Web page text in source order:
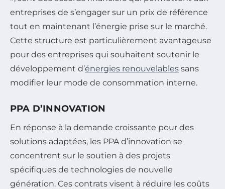
entreprises de s’engager sur un prix de référence
tout en maintenant l’énergie prise sur le marché.
Cette structure est particulièrement avantageuse
pour des entreprises qui souhaitent soutenir le
développement d’énergies renouvelables sans
modifier leur mode de consommation interne.
PPA D’INNOVATION
En réponse à la demande croissante pour des
solutions adaptées, les PPA d’innovation se
concentrent sur le soutien à des projets
spécifiques de technologies de nouvelle
génération. Ces contrats visent à réduire les coûts